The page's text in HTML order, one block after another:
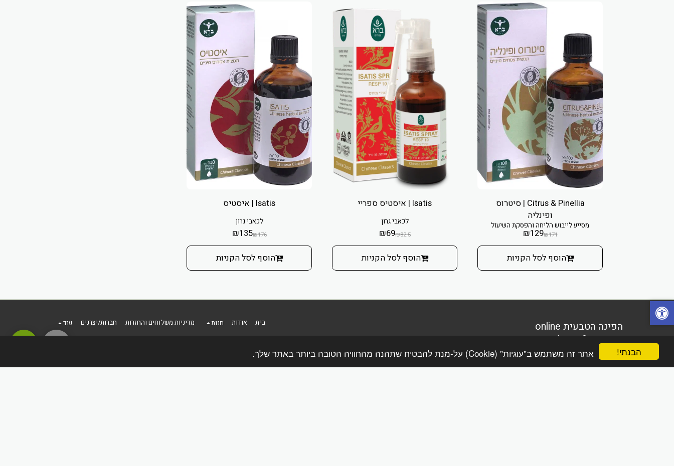
הבנתי! אתר זה משתמש ב"עוגיות" (Cookie) על-מנת להבטיח שתהנה מהחוויה הטובה ביותר באתר שלך.
Citrus & Pinellia | סיטרוס
ופינליה
מסייע לייבוש הליחה והפסקת השיעול
₪171
₪129
הוסף לסל הקניות
Isatis | איסטיס ספריי
לכאבי גרון
₪82.5
₪69
הוסף לסל הקניות
Isatis | איסטיס
לכאבי גרון
₪176
₪135
הוסף לסל הקניות
הפינה הטבעית online
זכויות יוצרים © 2026 כל הזכויות שמורות
מדיניות משלוחים והחזרות
בית אודות חנות מדיניות משלוחים והחזרות חברות/יצרנים עוד